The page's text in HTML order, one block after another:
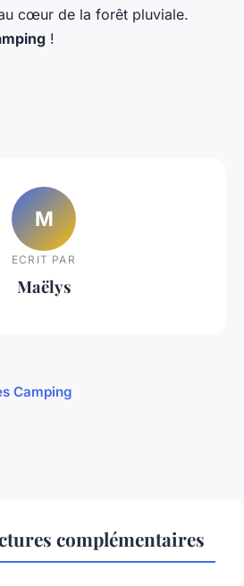
cœur de la forêt pluviale.
!
M
ECRIT PAR
Maëlys
Camping
complémentaires